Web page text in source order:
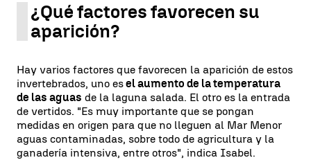
¿Qué factores favorecen su
aparición?
Hay varios factores que favorecen la aparición de estos
invertebrados, uno esel aumento de la temperatura
de las aguas de la laguna salada. El otro es la entrada
de vertidos. "Es muy importante que se pongan
medidas en origen para que no lleguen al Mar Menor
aguas contaminadas, sobre todo de agricultura y la
ganadería intensiva, entre otros", indica Isabel.